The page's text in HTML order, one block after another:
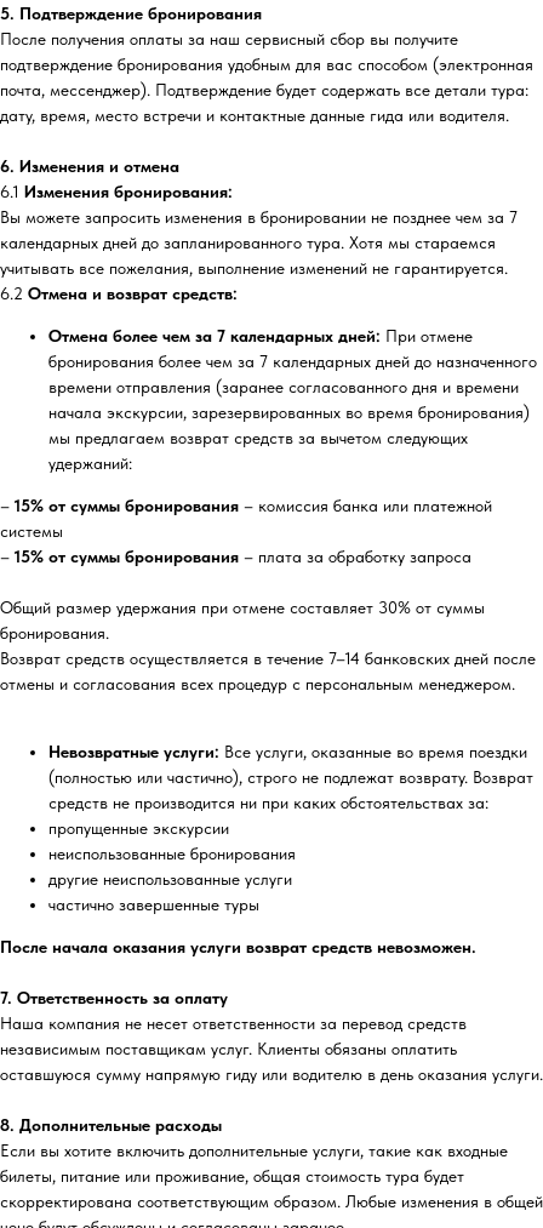
5. Подтверждение бронирования
После получения оплаты за наш сервисный сбор вы получите
подтверждение бронирования удобным для вас способом (электронная
почта, мессенджер). Подтверждение будет содержать все детали тура:
дату, время, место встречи и контактные данные гида или водителя.
6. Изменения и отмена
6.1 Изменения бронирования:
Вы можете запросить изменения в бронировании не позднее чем за 7
календарных дней до запланированного тура. Хотя мы стараемся
учитывать все пожелания, выполнение изменений не гарантируется.
6.2 Отмена и возврат средств:
Отмена более чем за 7 календарных дней: При отмене
бронирования более чем за 7 календарных дней до назначенного
времени отправления (заранее согласованного дня и времени
начала экскурсии, зарезервированных во время бронирования)
мы предлагаем возврат средств за вычетом следующих
удержаний:
– 15% от суммы бронирования – комиссия банка или платежной
системы
– 15% от суммы бронирования – плата за обработку запроса
Общий размер удержания при отмене составляет 30% от суммы
бронирования.
Возврат средств осуществляется в течение 7–14 банковских дней после
отмены и согласования всех процедур с персональным менеджером.
Невозвратные услуги: Все услуги, оказанные во время поездки
(полностью или частично), строго не подлежат возврату. Возврат
средств не производится ни при каких обстоятельствах за:
пропущенные экскурсии
неиспользованные бронирования
другие неиспользованные услуги
частично завершенные туры
После начала оказания услуги возврат средств невозможен.
7. Ответственность за оплату
Наша компания не несет ответственности за перевод средств
независимым поставщикам услуг. Клиенты обязаны оплатить
оставшуюся сумму напрямую гиду или водителю в день оказания услуги.
8. Дополнительные расходы
Если вы хотите включить дополнительные услуги, такие как входные
билеты, питание или проживание, общая стоимость тура будет
скорректирована соответствующим образом. Любые изменения в общей